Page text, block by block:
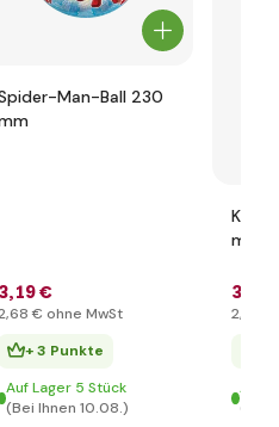
Man-Ball 230
3,19 €
,68 € ohne MwSt
+ 3 Punkte
Auf Lager 5 Stück
(Bei Ihnen 10.08.)
mm
3
2,56 €
Auf
(Bei